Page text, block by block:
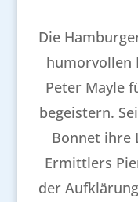
Die
humorvollen
Peter Mayle
begeistern.
Bonnet ihre
Ermittlers
der